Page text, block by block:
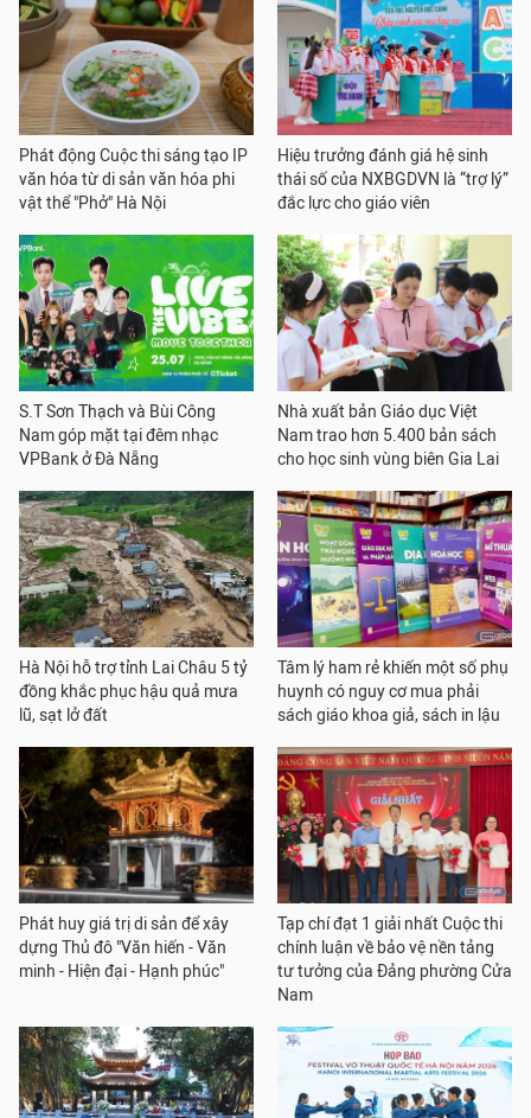
Phát động Cuộc thi sáng tạo IP
văn hóa từ di sản văn hóa phi
vật thể "Phở" Hà Nội
Hiệu trưởng đánh giá hệ sinh
thái số của NXBGDVN là “trợ lý”
đắc lực cho giáo viên
S.T Sơn Thạch và Bùi Công
Nam góp mặt tại đêm nhạc
VPBank ở Đà Nẵng
Nhà xuất bản Giáo dục Việt
Nam trao hơn 5.400 bản sách
cho học sinh vùng biên Gia Lai
Hà Nội hỗ trợ tỉnh Lai Châu 5 tỷ
đồng khắc phục hậu quả mưa
lũ, sạt lở đất
Tâm lý ham rẻ khiến một số phụ
huynh có nguy cơ mua phải
sách giáo khoa giả, sách in lậu
Phát huy giá trị di sản để xây
dựng Thủ đô "Văn hiến - Văn
minh - Hiện đại - Hạnh phúc"
Tạp chí đạt 1 giải nhất Cuộc thi
chính luận về bảo vệ nền tảng
tư tưởng của Đảng phường Cửa
Nam